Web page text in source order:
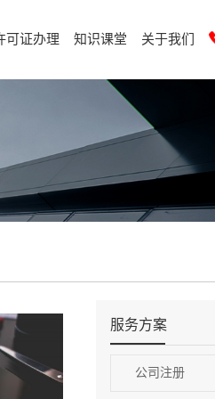
可证办理 知识课堂 关于我们
服务方案
公司注册